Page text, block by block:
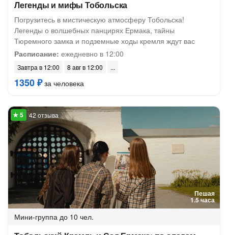
Легенды и мифы Тобольска
Погрузитесь в мистическую атмосферу Тобольска!
Легенды о волшебных панцирях Ермака, тайны
Тюремного замка и подземные ходы кремля ждут вас
Расписание: ежедневно в 12:00
Завтра в 12:00 8 авг в 12:00
1350 ₽за человека
Пешая
1.5 часа
42 отзыва
Мини-группа до 10 чел.